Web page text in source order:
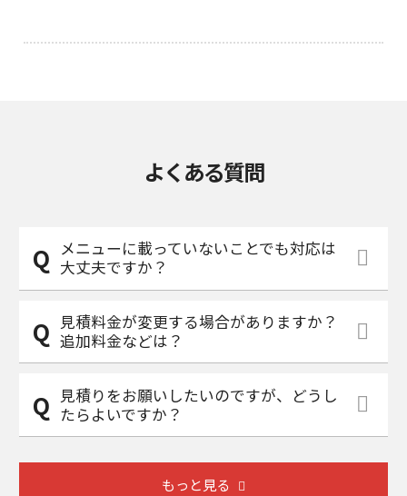
よくある質問
メニューに載っていないことでも対応は
大丈夫ですか？
見積料金が変更する場合がありますか？
追加料金などは？
見積りをお願いしたいのですが、どうし
たらよいですか？
もっと見る